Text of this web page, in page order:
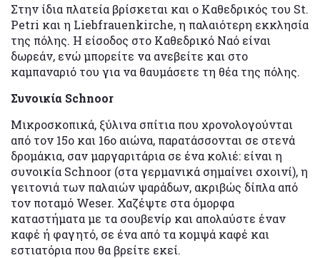
Στην ίδια πλατεία βρίσκεται και ο Καθεδρικός του St.
Petri και η Liebfrauenkirche, η παλαιότερη εκκλησία
της πόλης. Η είσοδος στο Καθεδρικό Ναό είναι
δωρεάν, ενώ μπορείτε να ανεβείτε και στο
καμπαναριό του για να θαυμάσετε τη θέα της πόλης.
Συνοικία Schnoor
Μικροσκοπικά, ξύλινα σπίτια που χρονολογούνται
από τον 15ο και 16ο αιώνα, παρατάσσονται σε στενά
δρομάκια, σαν μαργαριτάρια σε ένα κολιέ: είναι η
συνοικία Schnoor (στα γερμανικά σημαίνει σχοινί), η
γειτονιά των παλαιών ψαράδων, ακριβώς δίπλα από
τον ποταμό Weser. Χαζέψτε στα όμορφα
καταστήματα με τα σουβενίρ και απολαύστε έναν
καφέ ή φαγητό, σε ένα από τα κομψά καφέ και
εστιατόρια που θα βρείτε εκεί.